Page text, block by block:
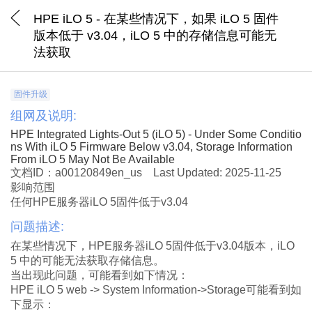
HPE iLO 5 - 在某些情况下，如果 iLO 5 固件
版本低于 v3.04，iLO 5 中的存储信息可能无
法获取
固件升级
组网及说明:
HPE Integrated Lights-Out 5 (iLO 5) - Under Some Conditio
ns With iLO 5 Firmware Below v3.04, Storage Information
From iLO 5 May Not Be Available
文档ID：a00120849en_us
Last Updated: 2025-11-25
影响范围
任何HPE服务器iLO 5固件低于v3.04
问题描述:
在某些情况下， HPE服务器iLO 5固件低于v3.04版本， iLO
5 中的可能无法获取存储信息。
当出现此问题，可能看到如下情况：
HPE iLO 5 web -> System Information->Storage可能看到如
下显示：